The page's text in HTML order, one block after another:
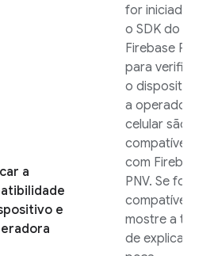
a
e
for iniciado,
o SDK do
Firebase PNV
para verificar
o dispositivo e
a operadora
celular são
compatíveis
com Firebase
PNV. Se for
compatível,
mostre a tela
de explicação